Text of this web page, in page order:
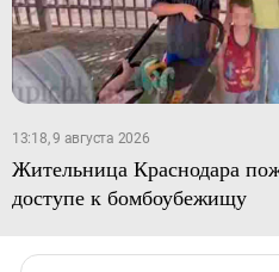
13:18, 9 августа 2026
Жительница Краснодара
доступе к бомбоубежищу